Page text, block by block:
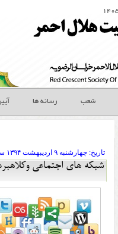
شعب رسانه ها
تاريخ: ۱۳۹۴ چهارشنبه ۹ ارديبهشت
شبکه های اجتماعی